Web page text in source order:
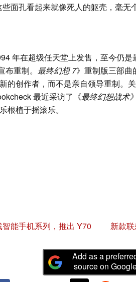
面孔看起来就像死人的躯壳，毫无
年在超级任天堂上发售，至今仍是
重制。 最终幻想 7》重制版三部曲
的创作者，而不是亲自领导重制。
最近采访了《最终幻想战术》
根植于摇滚乐。
能手机系列，推出 Y70
新款
Add as a
source on